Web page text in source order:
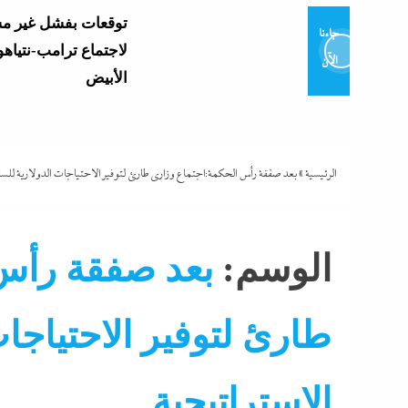
جاءنا
الآن
توقعات بفشل غير
لاجتماع ترامب-
الأبيض
وموعد إعلان...
و7 مديرى إدارات: تفاصيل...
تشتعل..عمرو
الرئيسية»بعد صفقة رأس الحكمة:اجتماع وزارى طارئ لتوفير الاحتياجات الدولارية
الوسم: بعد صفقة
طارئ لتوفير